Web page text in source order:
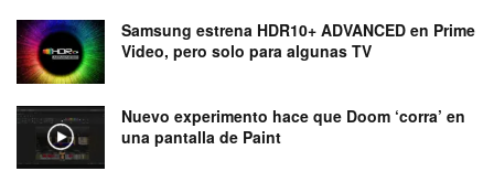
Samsung estrena HDR10+ ADVANCED en Prime
Video, pero solo para algunas TV
Nuevo experimento hace que Doom ‘corra’ en
una pantalla de Paint